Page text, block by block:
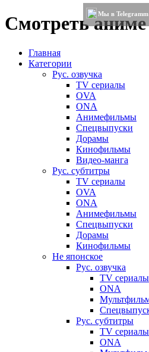
Смотреть аниме
Мы в Telegramm
Главная
Категории
Рус. озвучка
TV сериалы
OVA
ONA
Анимефильмы
Спецвыпуски
Дорамы
Кинофильмы
Видео-манга
Рус. субтитры
TV сериалы
OVA
ONA
Анимефильмы
Спецвыпуски
Дорамы
Кинофильмы
Не японское
Рус. озвучка
TV сериалы
ONA
Рус. субтитры
TV сериалы
ONA